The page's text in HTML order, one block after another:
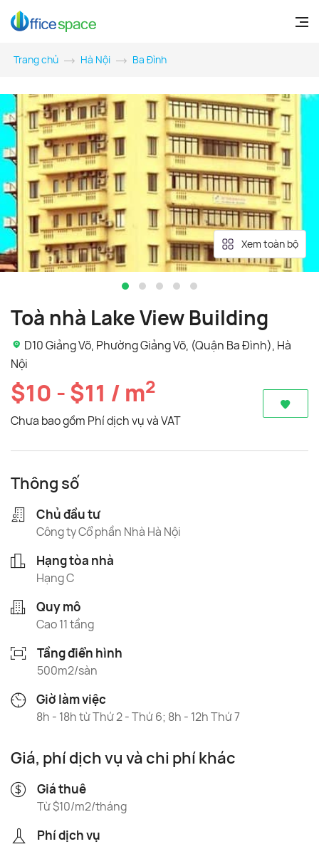
Trang chủ Hà Nội Ba Đình
Xem toàn bộ
Toà nhà Lake View Building
D10 Giảng Võ, Phường Giảng Võ, (Quận Ba Đình), Hà
Nội
$10 - $11 / m2
Chưa bao gồm Phí dịch vụ và VAT
Thông số
Chủ đầu tư
Công ty Cổ phần Nhà Hà Nội
Hạng tòa nhà
Hạng C
Quy mô
Cao 11 tầng
Tầng điển hình
500m2/sàn
Giờ làm việc
8h - 18h từ Thứ 2 - Thứ 6; 8h - 12h Thứ 7
Giá, phí dịch vụ và chi phí khác
Giá thuê
Từ $10/m2/tháng
Phí dịch vụ